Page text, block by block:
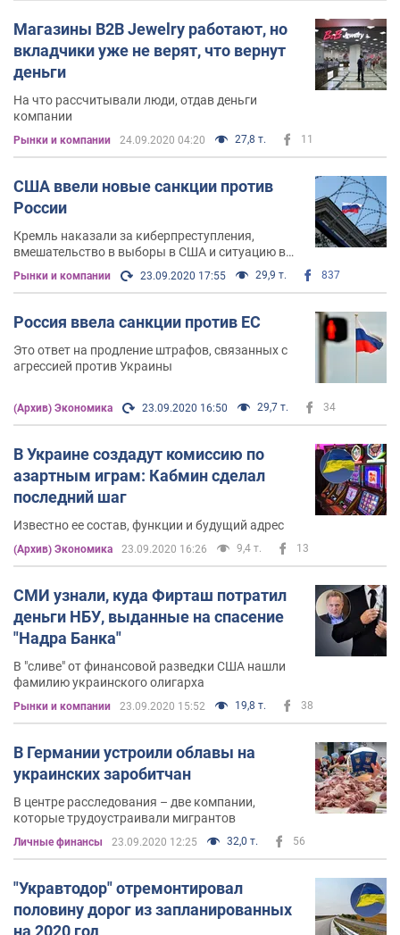
Магазины В2В Jewelry работают, но
вкладчики уже не верят, что вернут
деньги
На что рассчитывали люди, отдав деньги
компании
Рынки и компании 24.09.2020 04:20 27,8 т. 11
США ввели новые санкции против
России
Кремль наказали за киберпреступления,
вмешательство в выборы в США и ситуацию в
Рынки и компании 23.09.2020 17:55 29,9 т. 837
Россия ввела санкции против ЕС
Это ответ на продление штрафов, связанных с
агрессией против Украины
(Архив) Экономика 23.09.2020 16:50 29,7 т. 34
В Украине создадут комиссию по
азартным играм: Кабмин сделал
последний шаг
Известно ее состав, функции и будущий адрес
(Архив) Экономика 23.09.2020 16:26 9,4 т. 13
СМИ узнали, куда Фирташ потратил
деньги НБУ, выданные на спасение
"Надра Банка"
В "сливе" от финансовой разведки США нашли
фамилию украинского олигарха
Рынки и компании 23.09.2020 15:52 19,8 т. 38
В Германии устроили облавы на
украинских заробитчан
В центре расследования – две компании,
которые трудоустраивали мигрантов
Личные финансы 23.09.2020 12:25 32,0 т. 56
"Укравтодор" отремонтировал
половину дорог из запланированных
на 2020 год